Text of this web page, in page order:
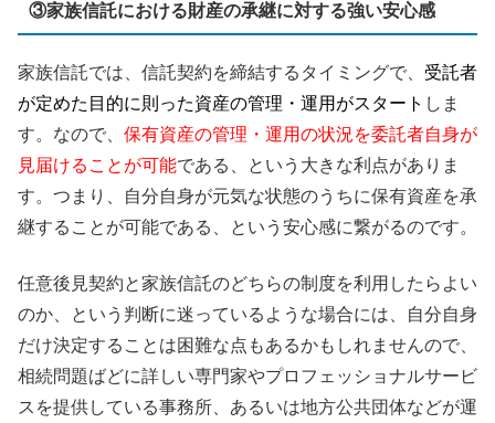
③家族信託における財産の承継に対する強い安心感
家族信託では、信託契約を締結するタイミングで、 受託者
が定めた目的に則った資産の管理・運用がスタート しま
す。なので、 保有資産の管理・運用の状況を委託者自身が
見届けることが可能である、という大きな利点がありま
す。つまり、自分自身が元気な状態のうちに保有資産を承
継することが可能である、という安心感に繋がるのです。
任意後見契約と家族信託のどちらの制度を利用したらよい
のか、という判断に迷っているような場合には、自分自身
だけ決定することは困難な点もあるかもしれませんので、
相続問題ばどに詳しい専門家やプロフェッショナルサービ
スを提供している事務所、あるいは地方公共団体などが運